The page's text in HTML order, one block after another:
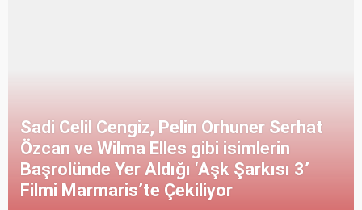
Sadi Celil Cengiz, Pelin Orhuner Serhat
Özcan ve Wilma Elles gibi isimlerin
Başrolünde Yer Aldığı ‘Aşk Şarkısı 3’
Filmi Marmaris’te Çekiliyor